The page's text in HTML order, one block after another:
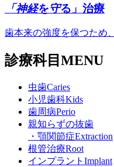
「神経を守る」 治療
歯本来の強度を保つため
診療科目 MENU
虫歯Caries
小児歯科Kids
歯周病Perio
親知らずの抜歯
・顎関節症Extraction
根管治療Root
インプラント Implant